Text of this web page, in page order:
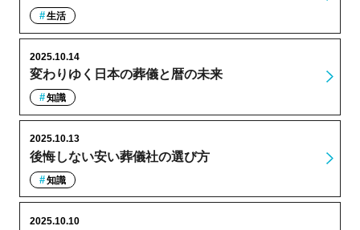
生活
変わりゆく日本の葬儀と暦の未来
2025.10.14
知識
後悔しない安い葬儀社の選び方
2025.10.13
知識
2025.10.10